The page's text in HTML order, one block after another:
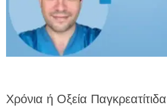
Χρόνια ή Οξεία